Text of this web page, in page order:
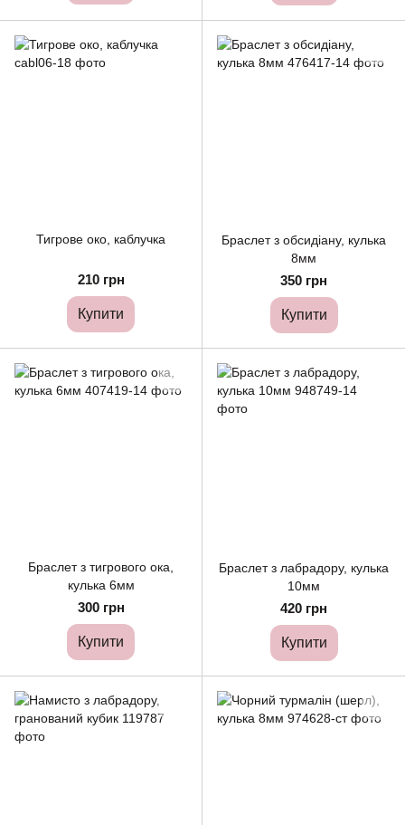
Тигрове око, каблучка
210 грн
Купити
Браслет з обсидіану, кулька
8мм
350 грн
Купити
Браслет з тигрового ока,
кулька 6мм
300 грн
Купити
Браслет з лабрадору, кулька
10мм
420 грн
Купити